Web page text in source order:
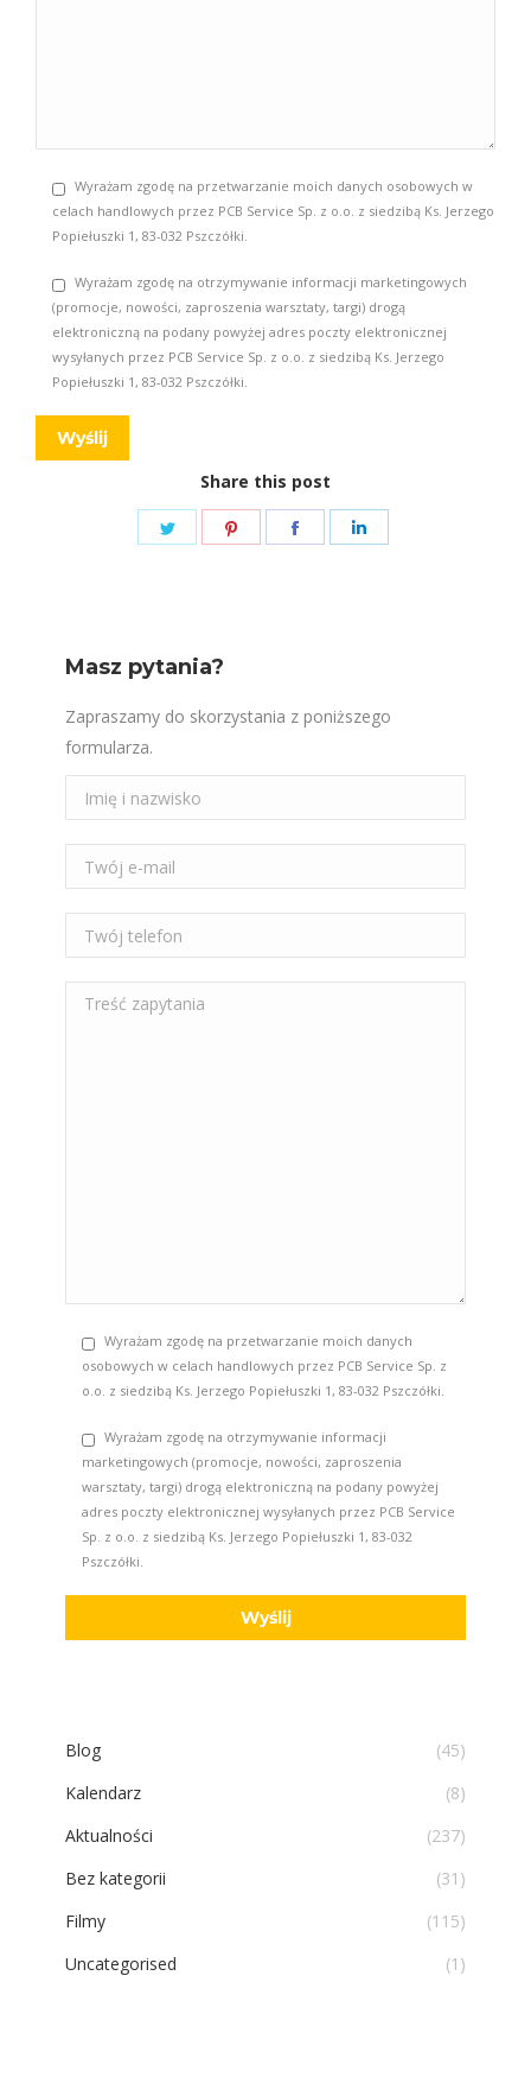
Wyrażam zgodę na przetwarzanie moich danych osobowych w
celach handlowych przez PCB Service Sp. z o.o. z siedzibą Ks. Jerzego
Popiełuszki 1, 83-032 Pszczółki.
Wyrażam zgodę na otrzymywanie informacji marketingowych
(promocje, nowości, zaproszenia warsztaty, targi) drogą
elektroniczną na podany powyżej adres poczty elektronicznej
wysyłanych przez PCB Service Sp. z o.o. z siedzibą Ks. Jerzego
Popiełuszki 1, 83-032 Pszczółki.
Share this post
Share
Share
Share
Masz pytania?
Zapraszamy do skorzystania z poniższego
formularza.
Wyrażam zgodę na przetwarzanie moich danych
osobowych w celach handlowych przez PCB Service Sp. z
o.o. z siedzibą Ks. Jerzego Popiełuszki 1, 83-032 Pszczółki.
Wyrażam zgodę na otrzymywanie informacji
marketingowych (promocje, nowości, zaproszenia
warsztaty, targi) drogą elektroniczną na podany powyżej
adres poczty elektronicznej wysyłanych przez PCB Service
Sp. z o.o. z siedzibą Ks. Jerzego Popiełuszki 1, 83-032
Pszczółki.
Blog
(45)
Kalendarz
(8)
Aktualności
(237)
Bez kategorii
(31)
Filmy
(115)
Uncategorised
(1)